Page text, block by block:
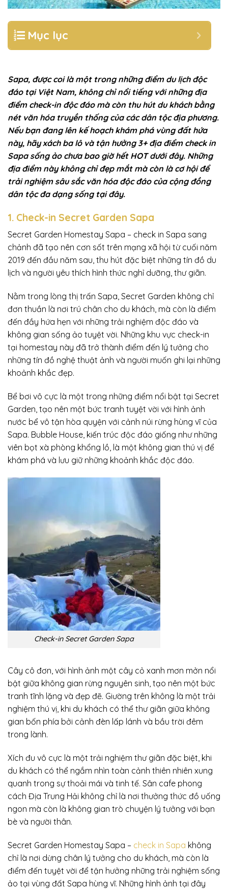
Mục lục
Sapa, được coi là một trong những điểm du lịch độc
đáo tại Việt Nam, không chỉ nổi tiếng với những địa
điểm check-in độc đáo mà còn thu hút du khách bằng
nét văn hóa truyền thống của các dân tộc địa phương.
Nếu bạn đang lên kế hoạch khám phá vùng đất hứa
này, hãy xách ba lô và tận hưởng 3+ địa điểm check in
Sapa sống ảo chưa bao giờ hết HOT dưới đây. Những
địa điểm này không chỉ đẹp mắt mà còn là cơ hội để
trải nghiệm sâu sắc văn hóa độc đáo của cộng đồng
dân tộc đa dạng sống tại đây.
1. Check-in Secret Garden Sapa
Secret Garden Homestay Sapa – check in Sapa sang
chảnh đã tạo nên cơn sốt trên mạng xã hội từ cuối năm
2019 đến đầu năm sau, thu hút đặc biệt những tín đồ du
lịch và người yêu thích hình thức nghỉ dưỡng, thư giãn.
Nằm trong lòng thị trấn Sapa, Secret Garden không chỉ
đơn thuần là nơi trú chân cho du khách, mà còn là điểm
đến đầy hứa hẹn với những trải nghiệm độc đáo và
không gian sống ảo tuyệt vời. Những khu vực check-in
tại homestay này đã trở thành điểm đến lý tưởng cho
những tín đồ nghệ thuật ảnh và người muốn ghi lại những
khoảnh khắc đẹp.
Bể bơi vô cực là một trong những điểm nổi bật tại Secret
Garden, tạo nên một bức tranh tuyệt vời với hình ảnh
nước bể vô tận hòa quyện với cảnh núi rừng hùng vĩ của
Sapa. Bubble House, kiến trúc độc đáo giống như những
viên bọt xà phòng khổng lồ, là một không gian thú vị để
khám phá và lưu giữ những khoảnh khắc độc đáo.
Check-in Secret Garden Sapa
Cây cô đơn, với hình ảnh một cây cỏ xanh mơn mởn nổi
bật giữa không gian rừng nguyên sinh, tạo nên một bức
tranh tĩnh lặng và đẹp đẽ. Giường trên không là một trải
nghiệm thú vị, khi du khách có thể thư giãn giữa không
gian bốn phía bởi cảnh đèn lấp lánh và bầu trời đêm
trong lành.
Xích đu vô cực là một trải nghiệm thư giãn đặc biệt, khi
du khách có thể ngắm nhìn toàn cảnh thiên nhiên xung
quanh trong sự thoải mái và tinh tế. Sân cafe phong
cách Địa Trung Hải không chỉ là nơi thưởng thức đồ uống
ngon mà còn là không gian trò chuyện lý tưởng với bạn
bè và người thân.
Secret Garden Homestay Sapa – check in Sapa không
chỉ là nơi dừng chân lý tưởng cho du khách, mà còn là
điểm đến tuyệt vời để tận hưởng những trải nghiệm sống
ảo tại vùng đất Sapa hùng vĩ. Những hình ảnh tại đây